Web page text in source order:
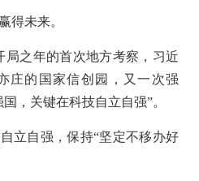
得未来。
局之年的首次地方考察，习近
庄的国家信创园，又一次强
，关键在科技自立自强”。
立自强，保持“坚定不移办好